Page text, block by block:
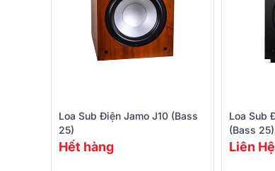
Loa Sub Điện Jamo J10 (bass
25)
Hết hàng
Loa Sub
(bass 25)
Liên Hệ